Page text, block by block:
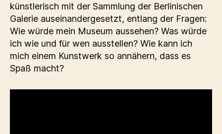
künstlerisch mit der Sammlung der Berlinischen
Galerie auseinandergesetzt, entlang der Fragen:
Wie würde mein Museum aussehen? Was würde
ich wie und für wen ausstellen? Wie kann ich
mich einem Kunstwerk so annähern, dass es
Spaß macht?